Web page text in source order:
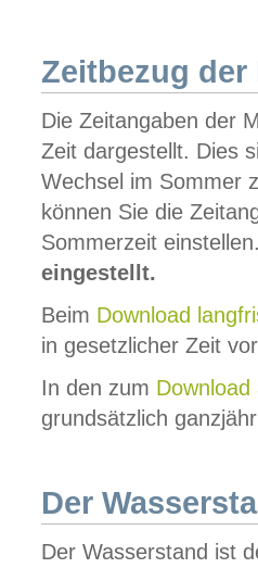
Zeitbezug der
Die Zeitangaben der
Zeit dargestellt. Dies
Wechsel im Sommer
können Sie die
Sommerzeit
eingestellt.
Beim Download
in gesetzlicher Zeit
In den zum Download
grundsätzlich
Der
Der Wasserstand ist